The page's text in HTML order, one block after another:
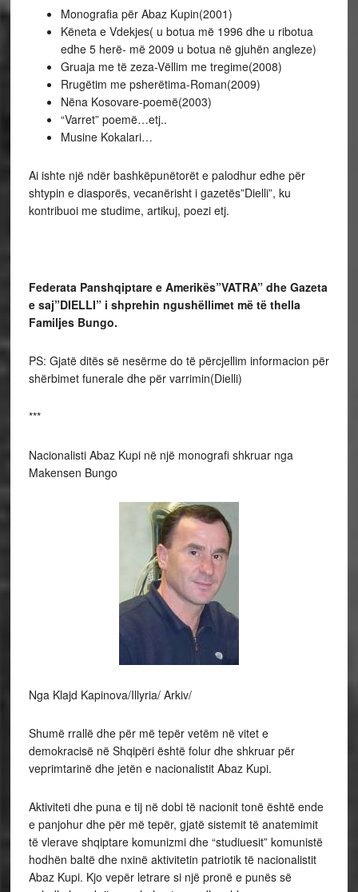
Monografia për Abaz Kupin(2001)
Këneta e Vdekjes( u botua më 1996 dhe u ribotua
edhe 5 herë- më 2009 u botua në gjuhën angleze)
Gruaja me të zeza-Vëllim me tregime(2008)
Rrugëtim me psherëtima-Roman(2009)
Nëna Kosovare-poemë(2003)
“Varret” poemë…etj..
Musine Kokalari…
Ai ishte një ndër bashkëpunëtorët e palodhur edhe për
shtypin e diasporës, vecanërisht i gazetës”Dielli”, ku
kontribuoi me studime, artikuj, poezi etj.
Federata Panshqiptare e Amerikës”VATRA” dhe Gazeta
e saj”DIELLI” i shprehin ngushëllimet më të thella
Familjes Bungo.
PS: Gjatë ditës së nesërme do të përcjellim informacion për
shërbimet funerale dhe për varrimin(Dielli)
***
Nacionalisti Abaz Kupi në një monografi shkruar nga
Makensen Bungo
Nga Klajd Kapinova/Illyria/ Arkiv/
Shumë rrallë dhe për më tepër vetëm në vitet e
demokracisë në Shqipëri është folur dhe shkruar për
veprimtarinë dhe jetën e nacionalistit Abaz Kupi.
Aktiviteti dhe puna e tij në dobi të nacionit tonë është ende
e panjohur dhe për më tepër, gjatë sistemit të anatemimit
të vlerave shqiptare komunizmi dhe “studiuesit” komunistë
hodhën baltë dhe nxinë aktivitetin patriotik të nacionalistit
Abaz Kupi. Kjo vepër letrare si një pronë e punës së